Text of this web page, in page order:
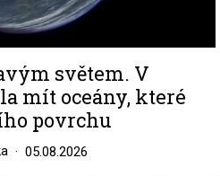
světem. V
mít oceány, které
povrchu
05.08.2026